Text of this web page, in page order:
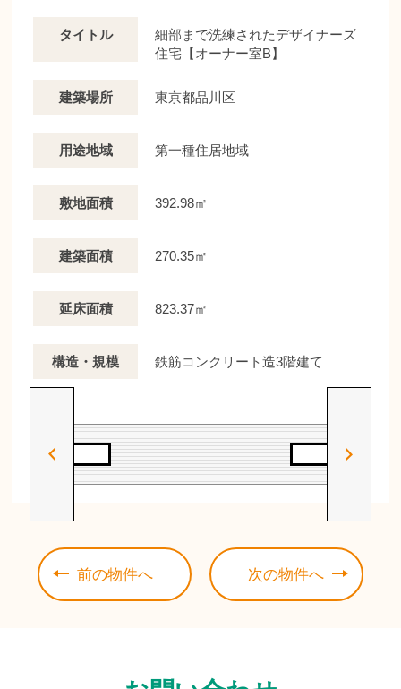
タイトル
細部まで洗練されたデザイナーズ
住宅【オーナー室B】
建築場所 東京都品川区
用途地域 第一種住居地域
敷地面積 392.98㎡
建築面積 270.35㎡
延床面積 823.37㎡
構造・規模 鉄筋コンクリート造3階建て
前の物件へ 次の物件へ